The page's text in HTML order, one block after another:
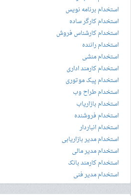
استخدام برنامه نویس
استخدام کارگر ساده
استخدام کارشناس فروش
استخدام راننده
استخدام منشی
استخدام کارمند اداری
استخدام پیک موتوری
استخدام طراح وب
استخدام بازاریاب
استخدام فروشنده
استخدام انباردار
استخدام مدیر بازاریابی
استخدام مدیر مالی
استخدام کارمند بانک
استخدام مدیر فنی